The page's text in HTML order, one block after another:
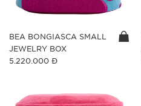
BEA BONGIASCA SMALL
JEWELRY BOX
5.220.000 Đ